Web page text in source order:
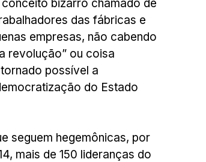
bizarro chamado de
das fábricas e
empresas, não cabendo
revolução” ou coisa
possível a
do Estado
seguem hegemônicas, por
mais de 150 lideranças do